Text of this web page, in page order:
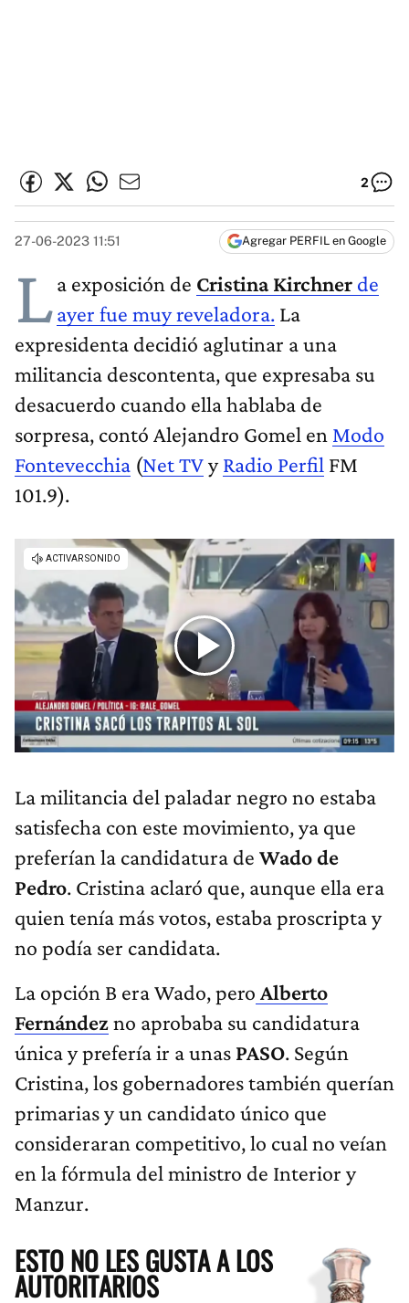
2
27-06-2023 11:51 Agregar PERFIL en Google
La exposición de Cristina Kirchner de
ayer fue muy reveladora. La
expresidenta decidió aglutinar a una
militancia descontenta, que expresaba su
desacuerdo cuando ella hablaba de
sorpresa, contó Alejandro Gomel en Modo
Fontevecchia (Net TVyRadio Perfil FM
101.9).
La militancia del paladar negro no estaba
satisfecha con este movimiento, ya que
preferían la candidatura de Wado de
Pedro. Cristina aclaró que, aunque ella era
quien tenía más votos, estaba proscripta y
no podía ser candidata.
La opción B era Wado, pero Alberto
Fernándezno aprobaba su candidatura
única y prefería ir a unas PASO. Según
Cristina, los gobernadores también querían
primarias y un candidato único que
consideraran competitivo, lo cual no veían
en la fórmula del ministro de Interior y
Manzur.
ESTO NO LES GUSTA A LOS
AUTORITARIOS